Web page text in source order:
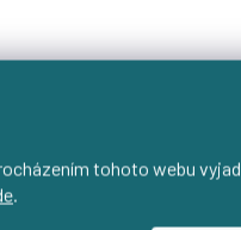
tohoto webu
.